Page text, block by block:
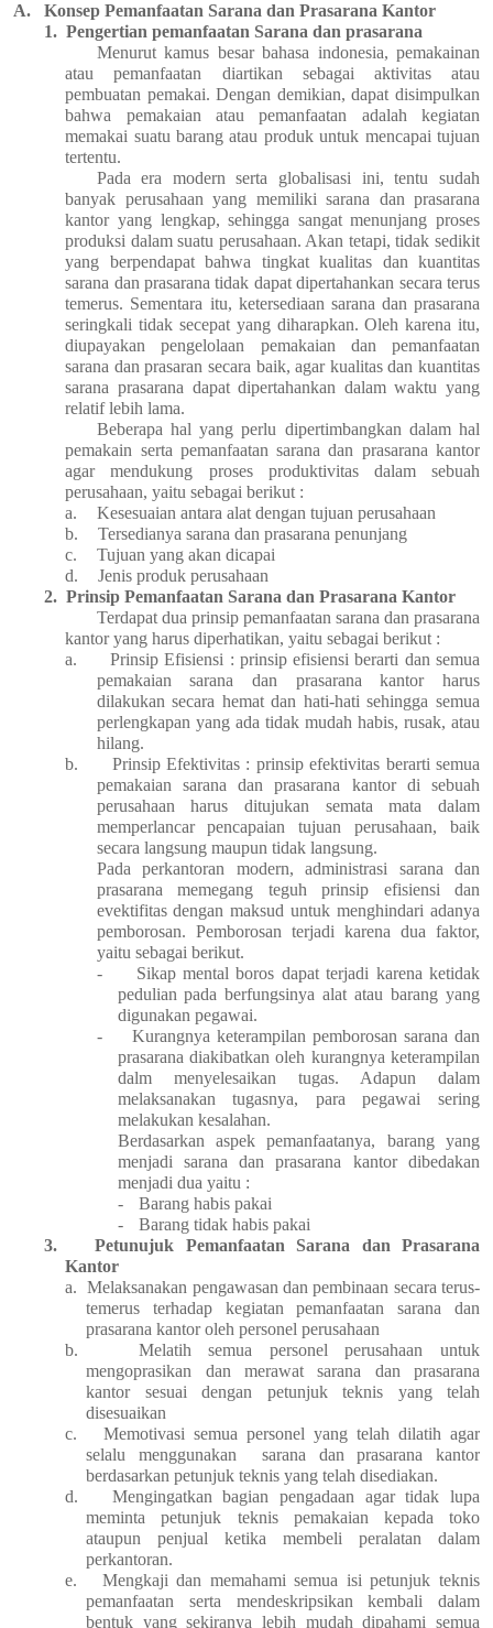
A.
Konsep Pemanfaatan Sarana dan Prasarana Kantor
1. Pengertian pemanfaatan Sarana dan prasarana
Menurut kamus besar bahasa indonesia, pemakainan
atau pemanfaatan diartikan sebagai aktivitas atau
pembuatan pemakai. Dengan demikian, dapat disimpulkan
bahwa pemakaian atau pemanfaatan adalah kegiatan
memakai suatu barang atau produk untuk mencapai tujuan
tertentu.
Pada era modern serta globalisasi ini, tentu sudah
banyak perusahaan yang memiliki sarana dan prasarana
kantor yang lengkap, sehingga sangat menunjang proses
produksi dalam suatu perusahaan. Akan tetapi, tidak sedikit
yang berpendapat bahwa tingkat kualitas dan kuantitas
sarana dan prasarana tidak dapat dipertahankan secara terus
temerus. Sementara itu, ketersediaan sarana dan prasarana
seringkali tidak secepat yang diharapkan. Oleh karena itu,
diupayakan pengelolaan pemakaian dan pemanfaatan
sarana dan prasaran secara baik, agar kualitas dan kuantitas
sarana prasarana dapat dipertahankan dalam waktu yang
relatif lebih lama.
Beberapa hal yang perlu dipertimbangkan dalam hal
pemakain serta pemanfaatan sarana dan prasarana kantor
agar mendukung proses produktivitas dalam sebuah
perusahaan, yaitu sebagai berikut :
a.
Kesesuaian antara alat dengan tujuan perusahaan
b.
Tersedianya sarana dan prasarana penunjang
c.
Tujuan yang akan dicapai
d.
Jenis produk perusahaan
2. Prinsip Pemanfaatan Sarana dan Prasarana Kantor
Terdapat dua prinsip pemanfaatan sarana dan prasarana
kantor yang harus diperhatikan, yaitu sebagai berikut :
a.
Prinsip Efisiensi : prinsip efisiensi berarti dan semua
pemakaian sarana dan prasarana kantor harus
dilakukan secara hemat dan hati-hati sehingga semua
perlengkapan yang ada tidak mudah habis, rusak, atau
hilang.
b.
Prinsip Efektivitas : prinsip efektivitas berarti semua
pemakaian sarana dan prasarana kantor di sebuah
perusahaan harus ditujukan semata mata dalam
memperlancar pencapaian tujuan perusahaan, baik
secara langsung maupun tidak langsung.
Pada perkantoran modern, administrasi sarana dan
prasarana memegang teguh prinsip efisiensi dan
evektifitas dengan maksud untuk menghindari adanya
pemborosan. Pemborosan terjadi karena dua faktor,
yaitu sebagai berikut.
-
Sikap mental boros dapat terjadi karena ketidak
pedulian pada berfungsinya alat atau barang yang
digunakan pegawai.
-
Kurangnya keterampilan pemborosan sarana dan
prasarana diakibatkan oleh kurangnya keterampilan
dalm menyelesaikan tugas. Adapun dalam
melaksanakan tugasnya, para pegawai sering
melakukan kesalahan.
Berdasarkan aspek pemanfaatanya, barang yang
menjadi sarana dan prasarana kantor dibedakan
menjadi dua yaitu :
-
Barang habis pakai
-
Barang tidak habis pakai
3.
Petunujuk Pemanfaatan Sarana dan Prasarana
Kantor
a.
Melaksanakan pengawasan dan pembinaan secara terus-
temerus terhadap kegiatan pemanfaatan sarana dan
prasarana kantor oleh personel perusahaan
b.
Melatih semua personel perusahaan untuk
mengoprasikan dan merawat sarana dan prasarana
kantor sesuai dengan petunjuk teknis yang telah
disesuaikan
c.
Memotivasi semua personel yang telah dilatih agar
selalu menggunakan
sarana dan prasarana kantor
berdasarkan petunjuk teknis yang telah disediakan.
d.
Mengingatkan bagian pengadaan agar tidak lupa
meminta petunjuk teknis pemakaian kepada toko
ataupun penjual ketika membeli peralatan dalam
perkantoran.
e.
Mengkaji dan memahami semua isi petunjuk teknis
pemanfaatan serta mendeskripsikan kembali dalam
bentuk yang sekiranya lebih mudah dipahami semua